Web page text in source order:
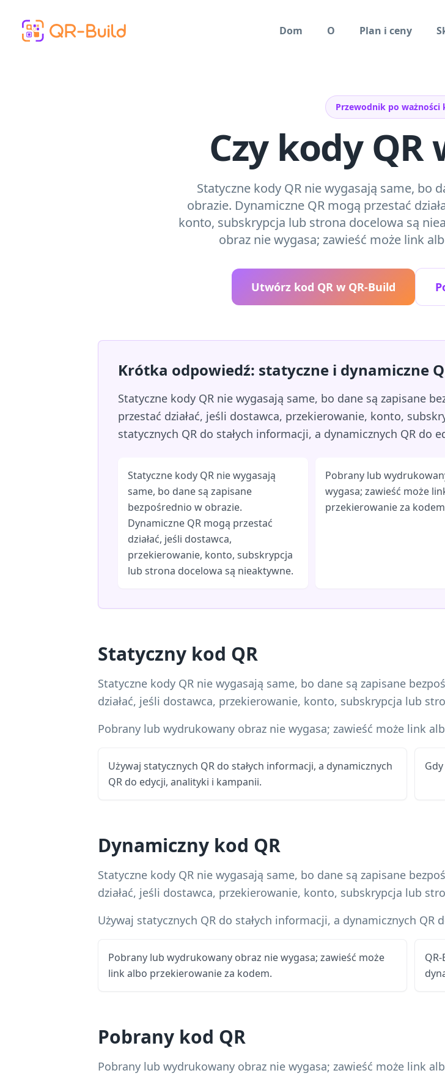
Dom
O Plan i ceny
Przewodnik po ważności
Czy kody QR
Statyczne kody QR nie wygasają same, bo
obrazie. Dynamiczne QR mogą przestać
konto, subskrypcja lub strona docelowa są
obraz nie wygasa; zawieść może link
Utwórz kod QR w QR-Build
Krótka odpowiedź: statyczne i dynamiczne
Statyczne kody QR nie wygasają same, bo dane są zapisane
przestać działać, jeśli dostawca, przekierowanie, konto,
statycznych QR do stałych informacji, a dynamicznych QR do
Statyczne kody QR nie wygasają
same, bo dane są zapisane
bezpośrednio w obrazie.
Dynamiczne QR mogą przestać
działać, jeśli dostawca,
przekierowanie, konto, subskrypcja
lub strona docelowa są nieaktywne.
Pobrany lub
wygasa; zawieść może
przekierowanie za
Statyczny kod QR
Statyczne kody QR nie wygasają same, bo dane są zapisane
działać, jeśli dostawca, przekierowanie, konto, subskrypcja lub
Pobrany lub wydrukowany obraz nie wygasa; zawieść może link
Używaj statycznych QR do stałych informacji, a dynamicznych
QR do edycji, analityki i kampanii.
Dynamiczny kod QR
Statyczne kody QR nie wygasają same, bo dane są zapisane
działać, jeśli dostawca, przekierowanie, konto, subskrypcja lub
Używaj statycznych QR do stałych informacji, a dynamicznych
Pobrany lub wydrukowany obraz nie wygasa; zawieść może
link albo przekierowanie za kodem.
Pobrany kod QR
Pobrany lub wydrukowany obraz nie wygasa; zawieść może link